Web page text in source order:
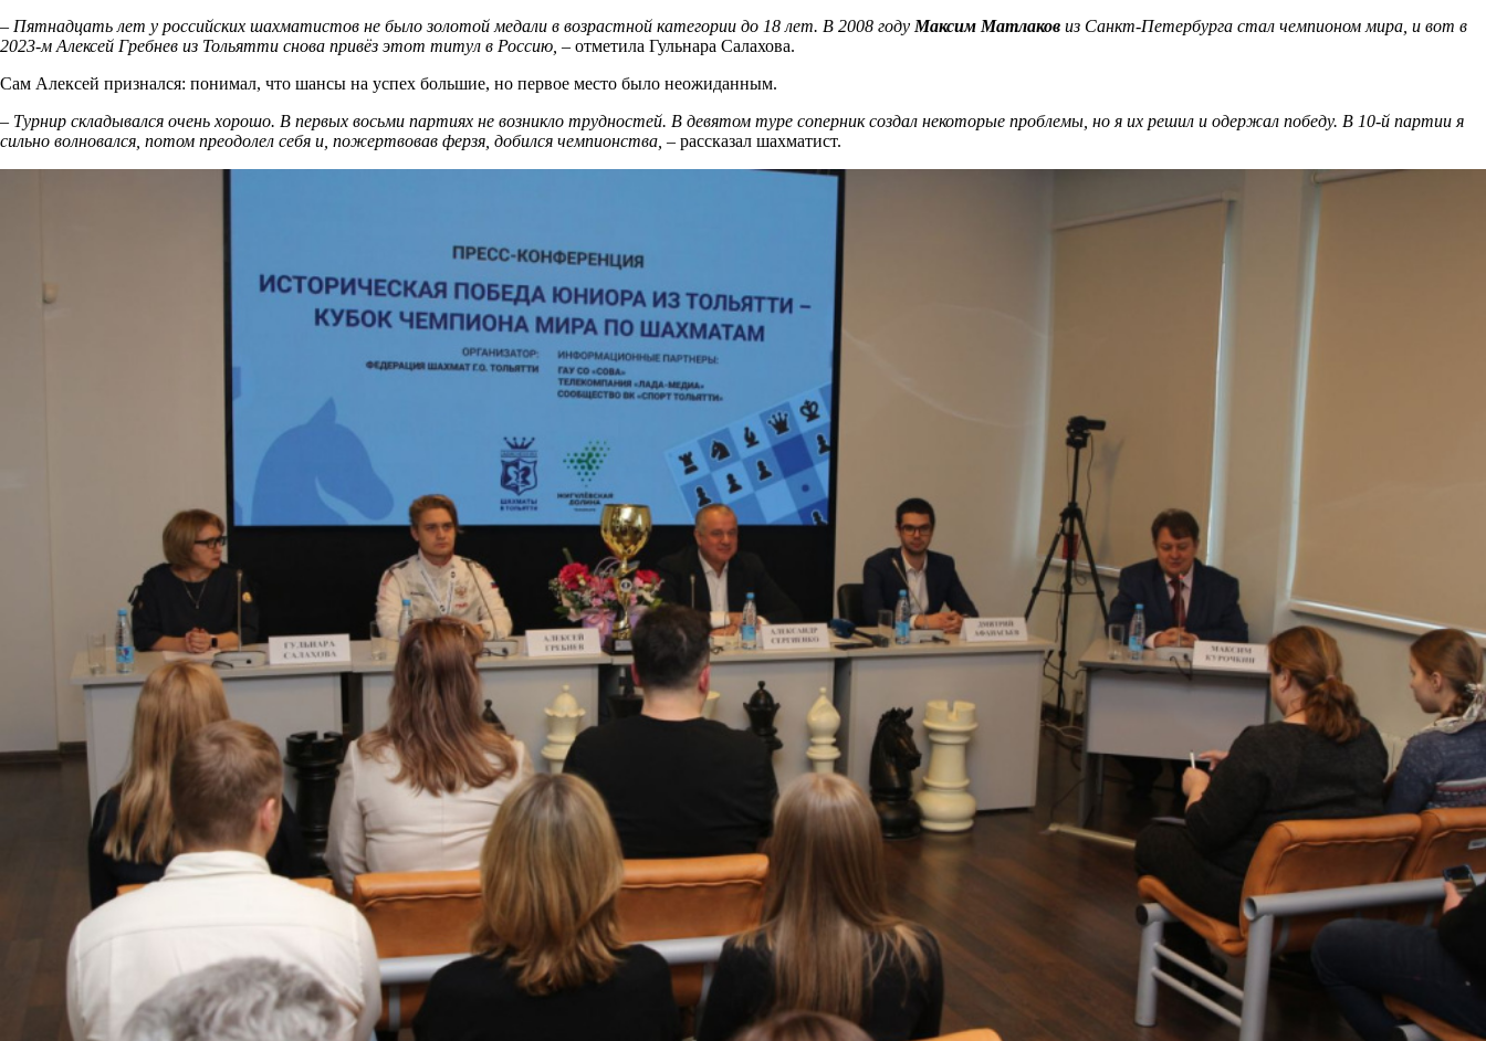
– Пятнадцать лет у российских шахматистов не было золотой медали в возрастной категории до 18 лет. В 2008 году Максим Матлаков из Санкт-Петербурга стал чемпионом мира, и вот в
2023-м Алексей Гребнев из Тольятти снова привёз этот титул в Россию, – отметила Гульнара Салахова.
Сам Алексей признался: понимал, что шансы на успех большие, но первое место было неожиданным.
– Турнир складывался очень хорошо. В первых восьми партиях не возникло трудностей. В девятом туре соперник создал некоторые проблемы, но я их решил и одержал победу. В 10-й партии я
сильно волновался, потом преодолел себя и, пожертвовав ферзя, добился чемпионства, – рассказал шахматист.